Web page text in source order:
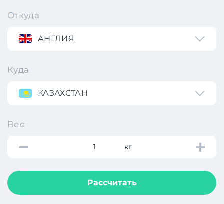
Откуда
АНГЛИЯ
Куда
КАЗАХСТАН
Вес
кг
Рассчитать